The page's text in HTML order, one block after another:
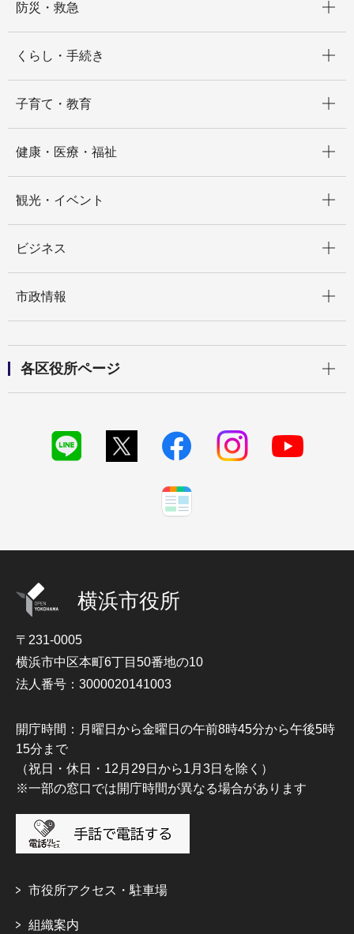
防災・救急
くらし・手続き
子育て・教育
健康・医療・福祉
観光・イベント
ビジネス
市政情報
各区役所ページ
横浜市役所
〒231-0005
横浜市中区本町6丁目50番地の10
法人番号：3000020141003
開庁時間：月曜日から金曜日の午前8時45分から午後5時
15分まで
（祝日・休日・12月29日から1月3日を除く）
※一部の窓口では開庁時間が異なる場合があります
市役所アクセス・駐車場
組織案内